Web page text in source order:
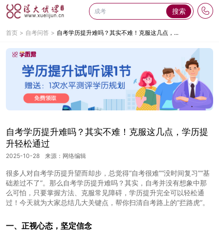
搜索
首页 自考问答 自考学历提升难吗？其实不难！克服这几点，...
自考学历提升难吗？其实不难！克服这几点，学历提
升轻松通过
2025-10-28 来源：网络编辑
很多人对自考学历提升望而却步，总觉得“自考很难”“没时间复习”“基
础差过不了”。那么自考学历提升难吗？其实，自考并没有想象中那
么可怕，只要掌握方法、克服常见障碍，学历提升完全可以轻松通
过！今天就为大家总结几大关键点，帮你扫清自考路上的“拦路虎”。
一、正视心态，坚定信念